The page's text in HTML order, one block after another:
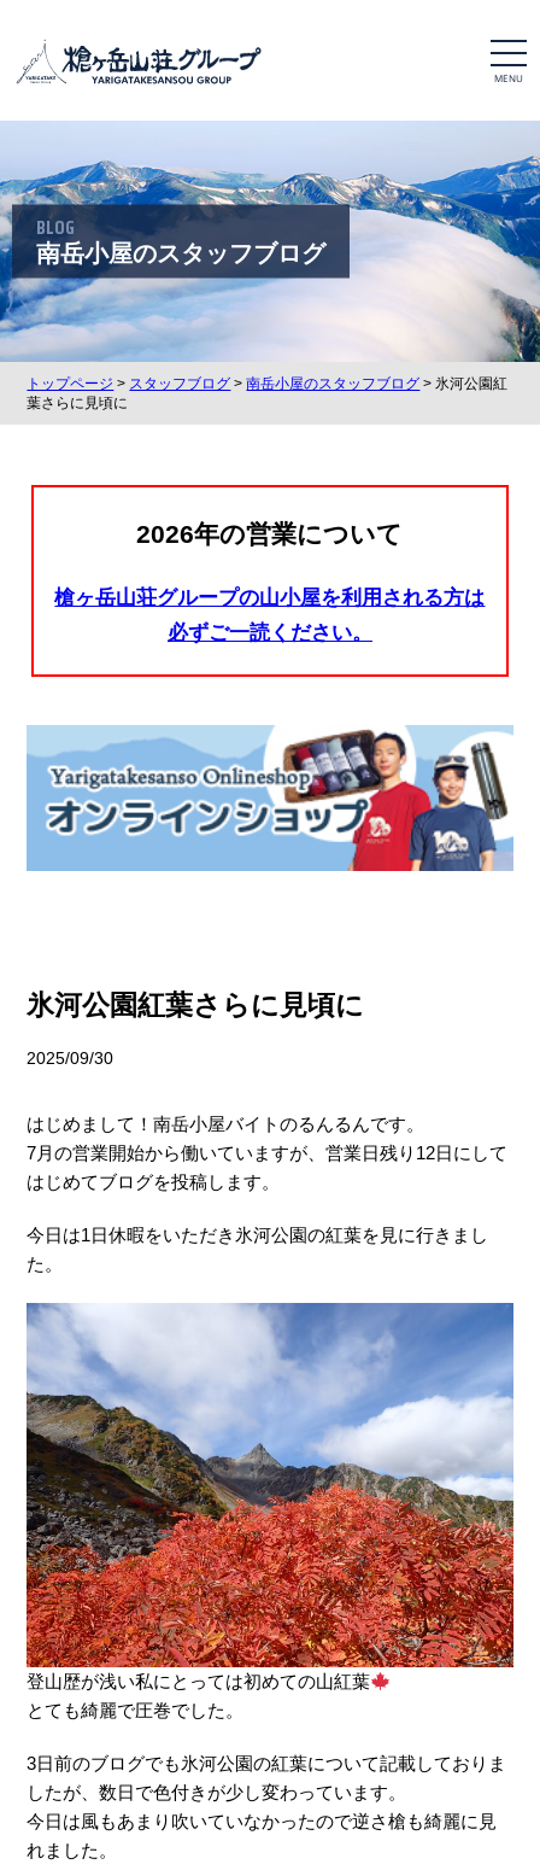
t
o
g
l
n
a
v
g
a
o
n
BLOG
南岳小屋のスタッフブログ
トップページ > スタッフブログ >南岳小屋のスタッフブログ > 氷河公園紅
葉さらに見頃に
2026年の営業について
槍ヶ岳山荘グループの山小屋を利用される方は
必ずご一読ください。
氷河公園紅葉さらに見頃に
2025/09/30
はじめまして！南岳小屋バイトのるんるんです。
7月の営業開始から働いていますが、営業日残り12日にして
はじめてブログを投稿します。
今日は1日休暇をいただき氷河公園の紅葉を見に行きまし
た。
登山歴が浅い私にとっては初めての山紅葉
とても綺麗で圧巻でした。
3日前のブログでも氷河公園の紅葉について記載しておりま
したが、数日で色付きが少し変わっています。
今日は風もあまり吹いていなかったので逆さ槍も綺麗に見
れました。